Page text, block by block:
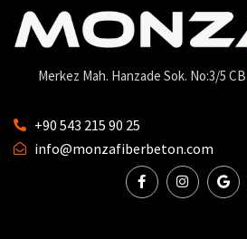
Merkez Mah. Hanzade Sok. No:3/5
+90 543 215 90 25
info@monzafiberbeton.com